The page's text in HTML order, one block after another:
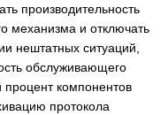
производительность
механизма и отключать
нештатных ситуаций,
обслуживающего
компонентов
протокола